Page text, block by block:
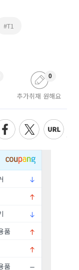
#T1
추가취재 원해요
0